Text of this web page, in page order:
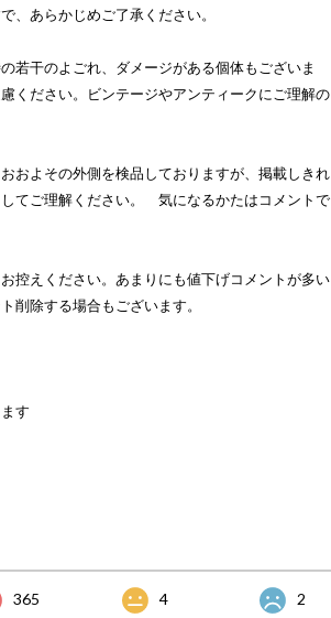
、あらかじめご了承ください。
若干のよごれ、ダメージがある個体もございま
ください。ビンテージやアンティークにご理解の
およその外側を検品しておりますが、掲載しきれ
てご理解ください。 気になるかたはコメントで
控えください。あまりにも値下げコメントが多い
削除する場合もございます。
す
365 4 2